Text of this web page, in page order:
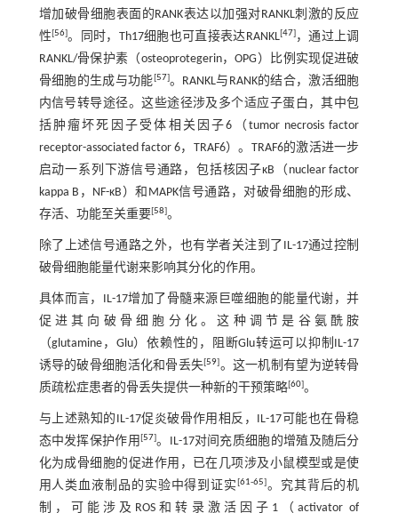
增加破骨细胞表面的RANK表达以加强对RANKL刺激的反应
性[56]。同时，Th17细胞也可直接表达RANKL[47]，通过上调
RANKL/骨保护素（osteoprotegerin，OPG）比例实现促进破
骨细胞的生成与功能[57]。RANKL与RANK的结合，激活细胞
内信号转导途径。这些途径涉及多个适应子蛋白，其中包
括肿瘤坏死因子受体相关因子6（tumor necrosis factor
receptor-associated factor 6，TRAF6）。TRAF6的激活进一步
启动一系列下游信号通路，包括核因子κB（nuclear factor
kappa B，NF-κB）和MAPK信号通路，对破骨细胞的形成、
存活、功能至关重要[58]。
除了上述信号通路之外，也有学者关注到了IL-17通过控制
破骨细胞能量代谢来影响其分化的作用。
具体而言，IL-17增加了骨髓来源巨噬细胞的能量代谢，并
促进其向破骨细胞分化。这种调节是谷氨酰胺
（glutamine，Glu）依赖性的，阻断Glu转运可以抑制IL-17
诱导的破骨细胞活化和骨丢失[59]。这一机制有望为逆转骨
质疏松症患者的骨丢失提供一种新的干预策略[60]。
与上述熟知的IL-17促炎破骨作用相反，IL-17可能也在骨稳
态中发挥保护作用 [57]。IL-17对间充质细胞的增殖及随后分
化为成骨细胞的促进作用，已在几项涉及小鼠模型或是使
用人类血液制品的实验中得到证实[61-65]。究其背后的机
制，可能涉及ROS和转录激活因子1（activator of